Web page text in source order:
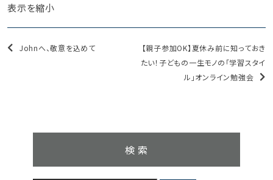
表示を縮小
Johnへ、敬意を込めて
【親子参加OK】夏休み前に知っておき
たい！子どもの一生モノの「学習スタイ
ル」オンライン勉強会
検 索